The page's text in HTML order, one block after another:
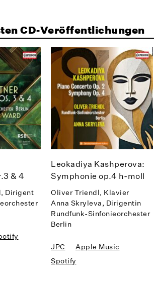
CD-Veröffentlichungen
& 4
Dirigent
Leokadiya Kashperova:
Symphonie op.4 h-moll
Oliver Triendl, Klavier
Anna Skryleva, Dirigentin
Rundfunk-Sinfonieorchester
Berlin
JPC
Apple Music
Spotify